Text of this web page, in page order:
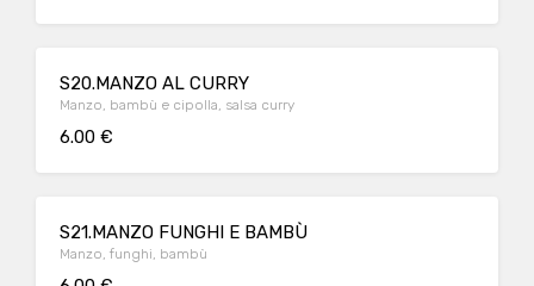
S20.MANZO AL CURRY
Manzo, bambù e cipolla, salsa curry
6.00 €
S21.MANZO FUNGHI E BAMBÙ
Manzo, funghi, bambù